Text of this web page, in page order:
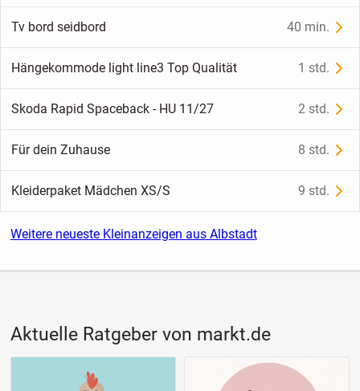
Tv bord seidbord 40 min.
Hängekommode light line3 Top Qualität 1 std.
Skoda Rapid Spaceback - HU 11/27 2 std.
Für dein Zuhause 8 std.
Kleiderpaket Mädchen XS/S 9 std.
Weitere neueste Kleinanzeigen aus Albstadt
Aktuelle Ratgeber von markt.de